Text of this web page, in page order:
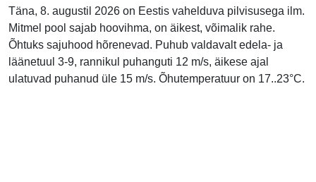
Täna, 8. augustil 2026 on Eestis vahelduva pilvisusega ilm.
Mitmel pool sajab hoovihma, on äikest, võimalik rahe.
Õhtuks sajuhood hõrenevad. Puhub valdavalt edela- ja
läänetuul 3-9, rannikul puhanguti 12 m/s, äikese ajal
ulatuvad puhanud üle 15 m/s. Õhutemperatuur on 17..23°C.